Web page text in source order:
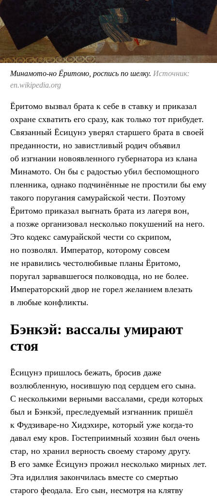
Минамото-но Ёритомо, роспись по шелку. Источник:
en.wikipedia.org
Ёритомо вызвал брата к себе в ставку и приказал
охране схватить его сразу, как только тот прибудет.
Связанный Ёсицунэ уверял старшего брата в своей
преданности, но завистливый родич объявил
об изгнании новоявленного губернатора из клана
Минамото. Он бы с радостью убил беспомощного
пленника, однако подчинённые не простили бы ему
такого поругания самурайской чести. Поэтому
Ёритомо приказал выгнать брата из лагеря вон,
а позже организовал несколько покушений на него.
Это кодекс самурайской чести со скрипом,
но позволял. Император, которому совсем
не нравились честолюбивые планы Ёритомо,
поругал зарвавшегося полководца, но не более.
Императорский двор не горел желанием влезать
в любые конфликты.
Бэнкэй: вассалы умирают
стоя
Ёсицунэ пришлось бежать, бросив даже
возлюбленную, носившую под сердцем его сына.
С несколькими верными вассалами, среди которых
был и Бэнкэй, преследуемый изгнанник пришёл
к Фудзиваре-но Хидэхире, который уже когда-то
давал ему кров. Гостеприимный хозяин был очень
стар, но хранил верность своему старому другу.
В его замке Ёсицунэ прожил несколько мирных лет.
Эта идиллия закончилась вместе со смертью
старого феодала. Его сын, несмотря на клятву